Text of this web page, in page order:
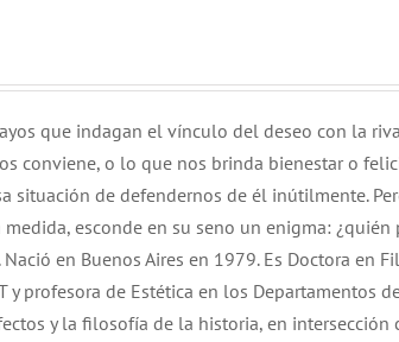
que indagan el vínculo del deseo con la
conviene, o lo que nos brinda bienestar o
situación de defendernos de él inútilmente.
esconde en su seno un enigma:
Nació en Buenos Aires en 1979. Es Doctora en
y profesora de Estética en los Departamentos
y la filosofía de la historia, en